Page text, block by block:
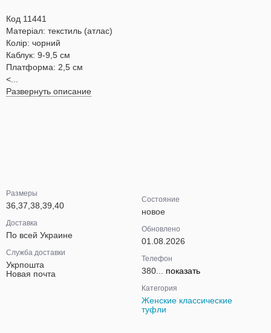
Код 11441
Матеріал: текстиль (атлас)
Колір: чорний
Каблук: 9-9,5 см
Платформа: 2,5 см
<...
Развернуть описание
Размеры
36,37,38,39,40
Доставка
По всей Украине
Служба доставки
Укрпошта
Новая почта
Состояние
новое
Обновлено
01.08.2026
Телефон
380... показать
Категория
Женские классические
туфли